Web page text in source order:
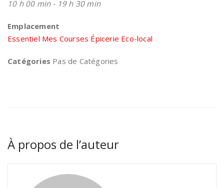
10 h 00 min - 19 h 30 min
Emplacement
Essentiel Mes Courses Épicerie Eco-local
Catégories Pas de Catégories
À propos de l’auteur